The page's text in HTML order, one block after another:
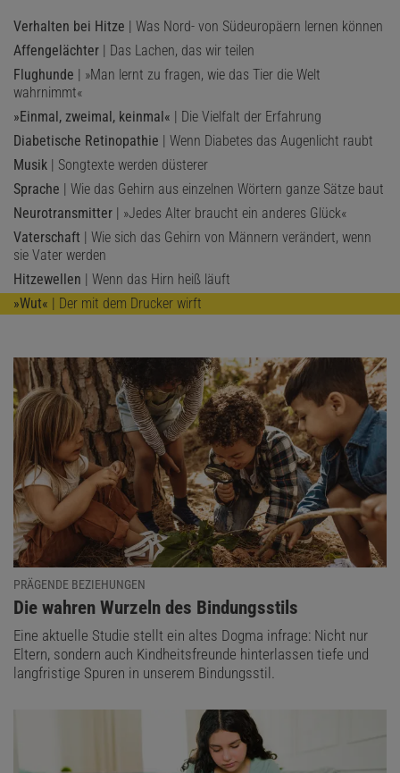
Verhalten bei Hitze | Was Nord- von Südeuropäern lernen können
Affengelächter | Das Lachen, das wir teilen
Flughunde | »Man lernt zu fragen, wie das Tier die Welt
wahrnimmt«
»Einmal, zweimal, keinmal« | Die Vielfalt der Erfahrung
Diabetische Retinopathie | Wenn Diabetes das Augenlicht raubt
Musik | Songtexte werden düsterer
Sprache | Wie das Gehirn aus einzelnen Wörtern ganze Sätze baut
Neurotransmitter | »Jedes Alter braucht ein anderes Glück«
Vaterschaft | Wie sich das Gehirn von Männern verändert, wenn
sie Vater werden
Hitzewellen | Wenn das Hirn heiß läuft
»Wut« | Der mit dem Drucker wirft
PRÄGENDE BEZIEHUNGEN
:
Die wahren Wurzeln des Bindungsstils
Eine aktuelle Studie stellt ein altes Dogma infrage: Nicht nur
Eltern, sondern auch Kindheitsfreunde hinterlassen tiefe und
langfristige Spuren in unserem Bindungsstil.